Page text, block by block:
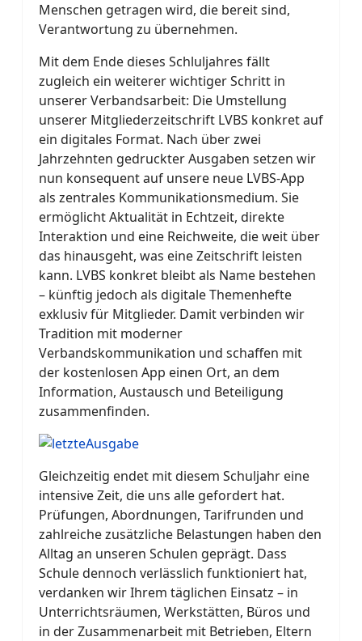
Menschen getragen wird, die bereit sind,
Verantwortung zu übernehmen.
Mit dem Ende dieses Schluljahres fällt
zugleich ein weiterer wichtiger Schritt in
unserer Verbandsarbeit: Die Umstellung
unserer Mitgliederzeitschrift LVBS konkret auf
ein digitales Format. Nach über zwei
Jahrzehnten gedruckter Ausgaben setzen wir
nun konsequent auf unsere neue LVBS‑App
als zentrales Kommunikationsmedium. Sie
ermöglicht Aktualität in Echtzeit, direkte
Interaktion und eine Reichweite, die weit über
das hinausgeht, was eine Zeitschrift leisten
kann. LVBS konkret bleibt als Name bestehen
– künftig jedoch als digitale Themenhefte
exklusiv für Mitglieder. Damit verbinden wir
Tradition mit moderner
Verbandskommunikation und schaffen mit
der kostenlosen App einen Ort, an dem
Information, Austausch und Beteiligung
zusammenfinden.
Gleichzeitig endet mit diesem Schuljahr eine
intensive Zeit, die uns alle gefordert hat.
Prüfungen, Abordnungen, Tarifrunden und
zahlreiche zusätzliche Belastungen haben den
Alltag an unseren Schulen geprägt. Dass
Schule dennoch verlässlich funktioniert hat,
verdanken wir Ihrem täglichen Einsatz – in
Unterrichtsräumen, Werkstätten, Büros und
in der Zusammenarbeit mit Betrieben, Eltern